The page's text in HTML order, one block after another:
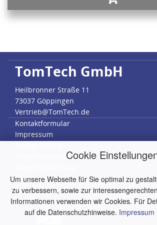
Cookie
Um unsere Webseite für Sie optimal zu
zu verbessern, sowie zur
Informationen verwenden wir Cookies. Für
auf die Datenschutzhinweise. Impressum
TomTech GmbH
Heilbronner Straße 11
73037 Göppingen
Vertrieb@TomTech.de
Kontaktformular
Impressum
Widerrufsbelehrung
Datenschutz
AGB
RMA